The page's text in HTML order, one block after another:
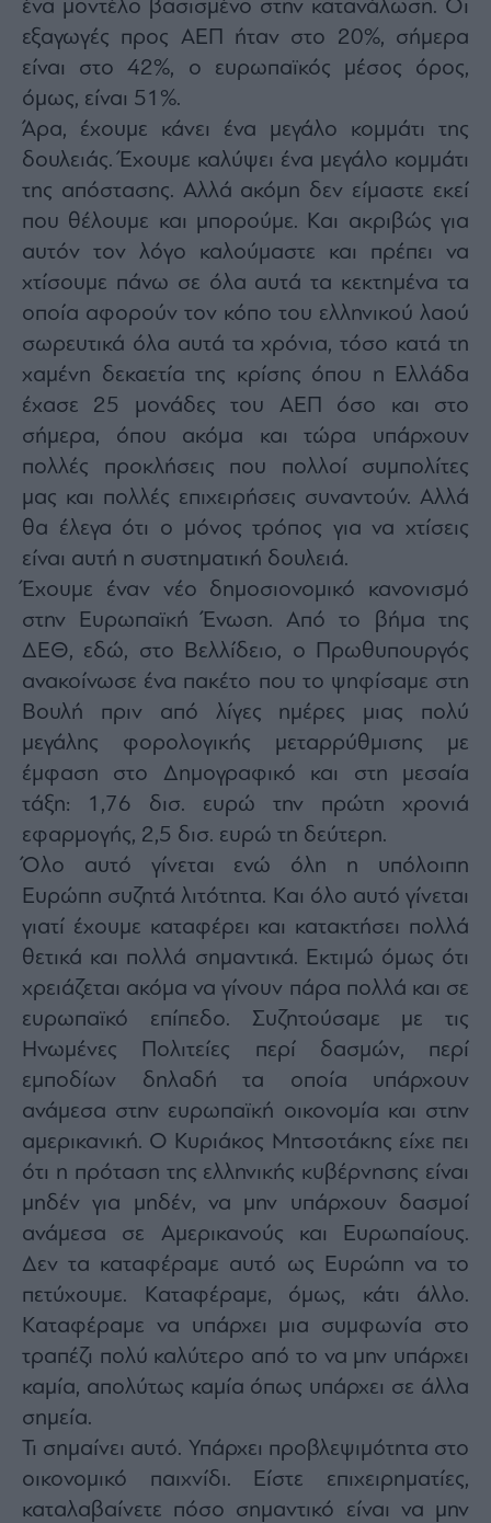
ένα μοντέλο βασισμένο στην κατανάλωση. Οι
εξαγωγές προς ΑΕΠ ήταν στο 20%, σήμερα
είναι στο 42%, ο ευρωπαϊκός μέσος όρος,
όμως, είναι 51%.
Άρα, έχουμε κάνει ένα μεγάλο κομμάτι της
δουλειάς. Έχουμε καλύψει ένα μεγάλο κομμάτι
της απόστασης. Αλλά ακόμη δεν είμαστε εκεί
που θέλουμε και μπορούμε. Και ακριβώς για
αυτόν τον λόγο καλούμαστε και πρέπει να
χτίσουμε πάνω σε όλα αυτά τα κεκτημένα τα
οποία αφορούν τον κόπο του ελληνικού λαού
σωρευτικά όλα αυτά τα χρόνια, τόσο κατά τη
χαμένη δεκαετία της κρίσης όπου η Ελλάδα
έχασε 25 μονάδες του ΑΕΠ όσο και στο
σήμερα, όπου ακόμα και τώρα υπάρχουν
πολλές προκλήσεις που πολλοί συμπολίτες
μας και πολλές επιχειρήσεις συναντούν. Αλλά
θα έλεγα ότι ο μόνος τρόπος για να χτίσεις
είναι αυτή η συστηματική δουλειά.
Έχουμε έναν νέο δημοσιονομικό κανονισμό
στην Ευρωπαϊκή Ένωση. Από το βήμα της
ΔΕΘ, εδώ, στο Βελλίδειο, ο Πρωθυπουργός
ανακοίνωσε ένα πακέτο που το ψηφίσαμε στη
Βουλή πριν από λίγες ημέρες μιας πολύ
μεγάλης φορολογικής μεταρρύθμισης με
έμφαση στο Δημογραφικό και στη μεσαία
τάξη: 1,76 δισ. ευρώ την πρώτη χρονιά
εφαρμογής, 2,5 δισ. ευρώ τη δεύτερη.
Όλο αυτό γίνεται ενώ όλη η υπόλοιπη
Ευρώπη συζητά λιτότητα. Και όλο αυτό γίνεται
γιατί έχουμε καταφέρει και κατακτήσει πολλά
θετικά και πολλά σημαντικά. Εκτιμώ όμως ότι
χρειάζεται ακόμα να γίνουν πάρα πολλά και σε
ευρωπαϊκό επίπεδο. Συζητούσαμε με τις
Ηνωμένες Πολιτείες περί δασμών, περί
εμποδίων δηλαδή τα οποία υπάρχουν
ανάμεσα στην ευρωπαϊκή οικονομία και στην
αμερικανική. Ο Κυριάκος Μητσοτάκης είχε πει
ότι η πρόταση της ελληνικής κυβέρνησης είναι
μηδέν για μηδέν, να μην υπάρχουν δασμοί
ανάμεσα σε Αμερικανούς και Ευρωπαίους.
Δεν τα καταφέραμε αυτό ως Ευρώπη να το
πετύχουμε. Καταφέραμε, όμως, κάτι άλλο.
Καταφέραμε να υπάρχει μια συμφωνία στο
τραπέζι πολύ καλύτερο από το να μην υπάρχει
καμία, απολύτως καμία όπως υπάρχει σε άλλα
σημεία.
Τι σημαίνει αυτό. Υπάρχει προβλεψιμότητα στο
οικονομικό παιχνίδι. Είστε επιχειρηματίες,
καταλαβαίνετε πόσο σημαντικό είναι να μην